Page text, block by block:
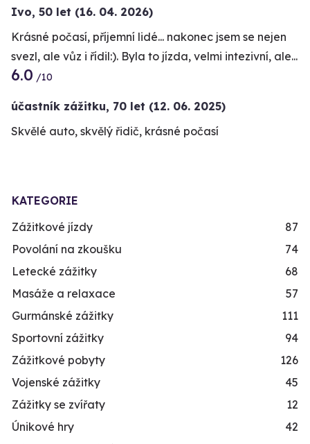
Ivo, 50 let (16. 04. 2026)
Krásné počasí, příjemní lidé... nakonec jsem se nejen
svezl, ale vůz i řídil:). Byla to jízda, velmi intezivní, ale...
6.0 /10
účastník zážitku, 70 let (12. 06. 2025)
Skvělé auto, skvělý řidič, krásné počasí
KATEGORIE
Zážitkové jízdy
87
Povolání na zkoušku
74
Letecké zážitky
68
Masáže a relaxace
57
Gurmánské zážitky
111
Sportovní zážitky
94
Zážitkové pobyty
126
Vojenské zážitky
45
Zážitky se zvířaty
12
Únikové hry
42